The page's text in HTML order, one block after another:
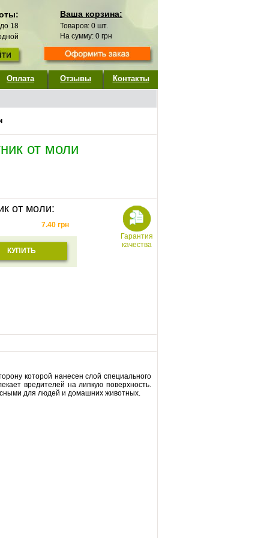
18
Ваша корзина:
Товаров: 0 шт.
На сумму: 0 грн
Оплата Отзывы Контакты
от моли
от моли:
7.40 грн
КУПИТЬ
Гарантия
качества
которой нанесен слой специального
вредителей на липкую поверхность.
для людей и домашних животных.